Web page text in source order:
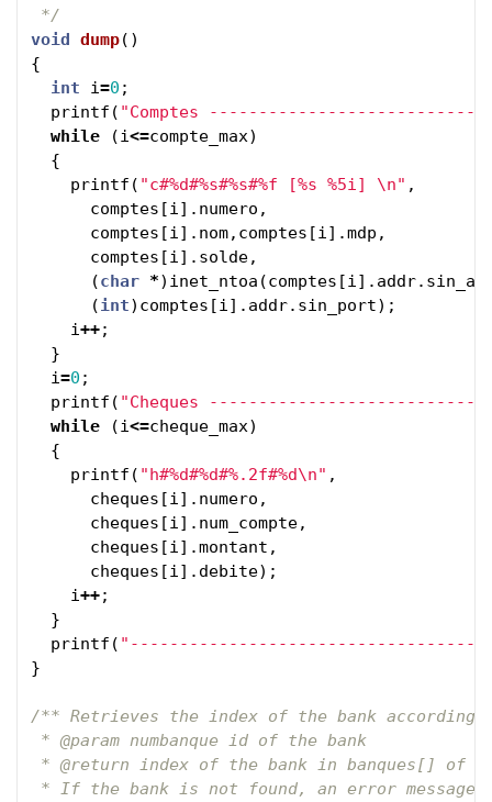
*/
void
dump()
{
int
i=0 ;
printf ( "Comptes ---------------------------
while
(i<=compte_max)
{
printf ( "c#%d#%s#%s#%f [%s %5i] \n" ,
comptes [i]. numero ,
comptes [i]. nom, comptes [i].mdp ,
comptes [i]. solde,
(char *) inet_ntoa (comptes [i]. addr.
(int) comptes [i]. addr. sin_port);
i++;
}
i=0 ;
printf ( "Cheques ---------------------------
while
(i<=cheque_max)
{
printf ( "h#%d#%d#%.2f#%d\n" ,
cheques [i]. numero ,
cheques [i]. num_compte,
cheques [i].montant ,
cheques [i]. debite);
i++;
}
printf (
}
/** Retrieves the index of the bank
* @param numbanque id of the bank
* @return index of the bank in banques[]
* If the bank is not found, an error message